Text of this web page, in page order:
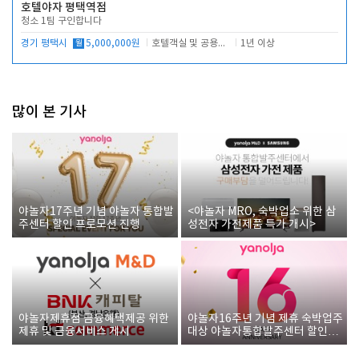
호텔야자 평택역점
청소 1팀 구인합니다
경기 평택시 월 5,000,000원 호텔객실 및 공용시설 청소 관리 1년 이상
많이 본 기사
야놀자17주년 기념 야놀자 통합발
주센터 할인 프로모션 진행
<야놀자 MRO, 숙박업소 위한 삼
성전자 가전제품 특가 개시>
야놀자제휴점 금융혜택제공 위한
제휴 및 금융서비스 게시
야놀자16주년 기념 제휴 숙박업주
대상 야놀자통합발주센터 할인쿠
폰 증정